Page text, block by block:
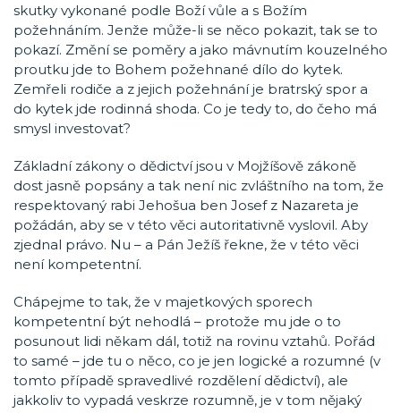
skutky vykonané podle Boží vůle a s Božím
požehnáním. Jenže může-li se něco pokazit, tak se to
pokazí. Změní se poměry a jako mávnutím kouzelného
proutku jde to Bohem požehnané dílo do kytek.
Zemřeli rodiče a z jejich požehnání je bratrský spor a
do kytek jde rodinná shoda. Co je tedy to, do čeho má
smysl investovat?
Základní zákony o dědictví jsou v Mojžíšově zákoně
dost jasně popsány a tak není nic zvláštního na tom, že
respektovaný rabi Jehošua ben Josef z Nazareta je
požádán, aby se v této věci autoritativně vyslovil. Aby
zjednal právo. Nu – a Pán Ježíš řekne, že v této věci
není kompetentní.
Chápejme to tak, že v majetkových sporech
kompetentní být nehodlá – protože mu jde o to
posunout lidi někam dál, totiž na rovinu vztahů. Pořád
to samé – jde tu o něco, co je jen logické a rozumné (v
tomto případě spravedlivé rozdělení dědictví), ale
jakkoliv to vypadá veskrze rozumně, je v tom nějaký